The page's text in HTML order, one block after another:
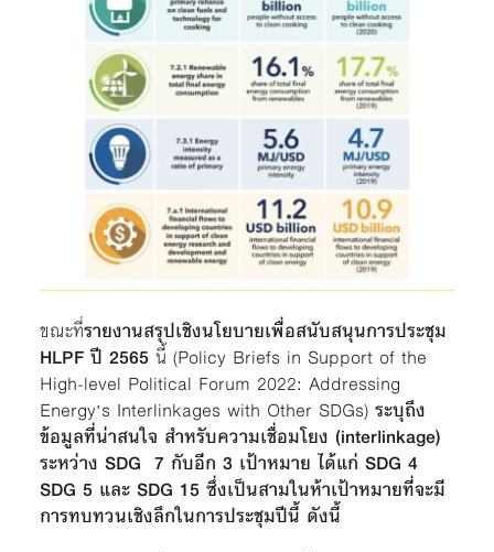
ขณะที่รายงานสรุปเชิงนโยบายเพื่อสนับสนุนการประชุม
HLPF ปี 2565นี้ (Policy Briefs in Support of the
High-level Political Forum 2022: Addressing
Energy’s Interlinkages with Other SDGs) ระบุถึง
ข้อมูลที่น่าสนใจ สำหรับความเชื่อมโยง (interlinkage)
ระหว่าง SDG 7 กับอีก 3 เป้าหมาย ได้แก่ SDG 4
SDG 5 และ SDG 15 ซึ่งเป็นสามในห้าเป้าหมายที่จะมี
การทบทวนเชิงลึกในการประชุมปีนี้ ดังนี้